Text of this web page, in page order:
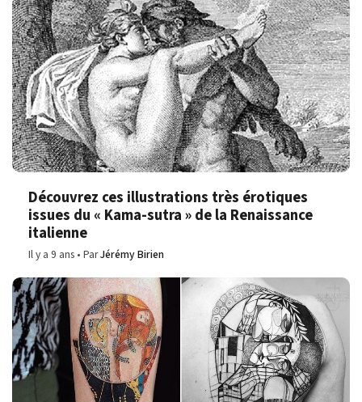
Découvrez ces illustrations très érotiques
issues du « Kama-sutra » de la Renaissance
italienne
Il y a 9 ans ParJérémy Birien